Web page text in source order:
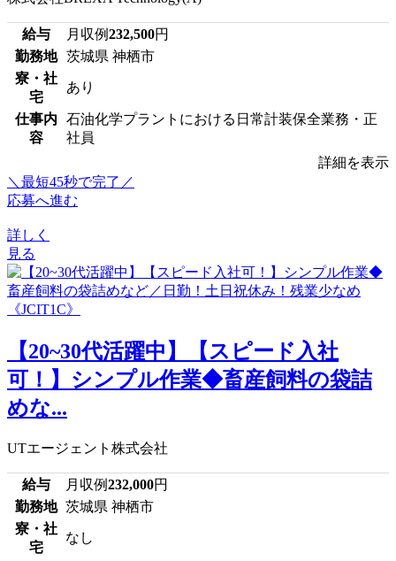
給与 月収例232,500円
勤務地 茨城県 神栖市
寮・社
宅
あり
仕事内
容
石油化学プラントにおける日常計装保全業務・正
社員
詳細を表示
＼最短45秒で完了／
応募へ進む
詳しく
見る
【20~30代活躍中】【スピード入社
可！】シンプル作業◆畜産飼料の袋詰
めな...
UTエージェント株式会社
給与 月収例232,000円
勤務地 茨城県 神栖市
寮・社
宅
なし